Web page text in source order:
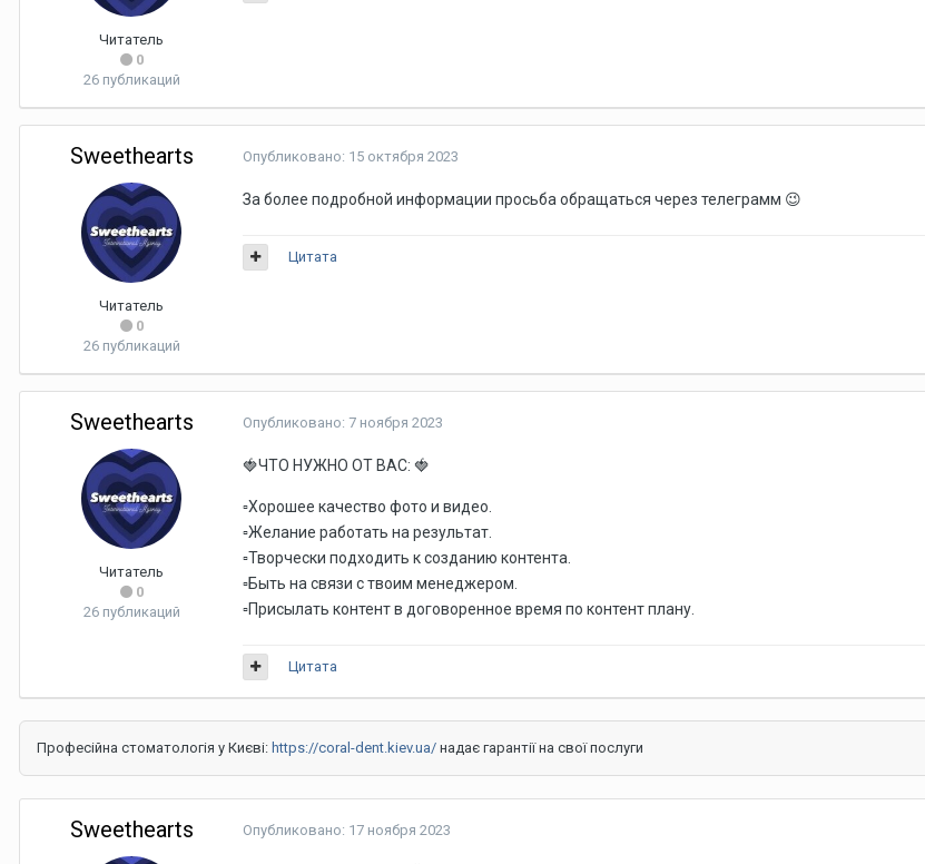
Читатель
0
26 публикаций
Sweethearts
Читатель
0
26 публикаций
Опубликовано: 15 октября 2023
За более подробной информации просьба обращаться через телеграмм 😉
Цитата
Sweethearts
Читатель
0
26 публикаций
Опубликовано: 7 ноября 2023
🍓ЧТО НУЖНО ОТ ВАС: 🍓
▫️Хорошее качество фото и видео.
▫️Желание работать на результат.
▫️Творчески подходить к созданию контента.
▫️Быть на связи с твоим менеджером.
▫️Присылать контент в договоренное время по контент плану.
Цитата
Професійна стоматологія у Києві: https://coral-dent.kiev.ua/ надає гарантії на свої послуги
Sweethearts Опубликовано: 17 ноября 2023